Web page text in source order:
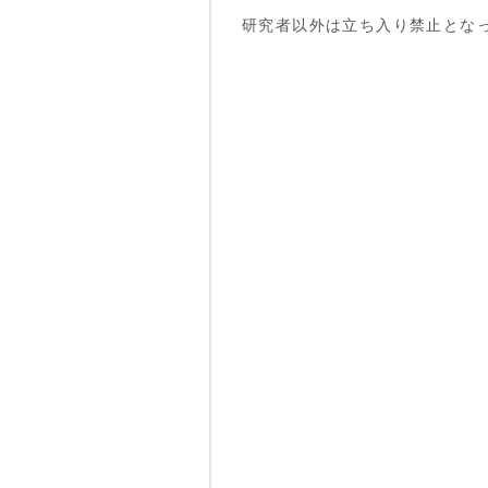
研究者以外は立ち入り禁止とな